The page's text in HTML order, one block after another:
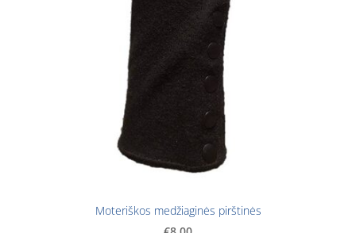
Moteriškos medžiaginės pirštinės